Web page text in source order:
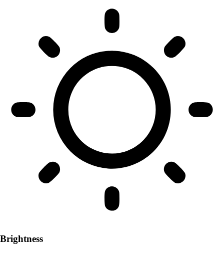
Brightness